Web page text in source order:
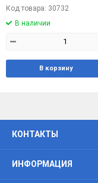
Код товара: 30732
В наличии
–
В корзину
КОНТАКТЫ
ИНФОРМАЦИЯ